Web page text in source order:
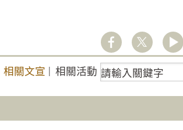
相關文宣 | 相關活動 關
鍵